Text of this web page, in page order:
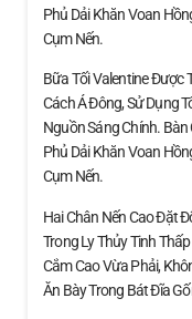
Phủ Dải Khăn Voan
Cụm Nến.
Bữa Tối Valentine Được
Cách Á Đông, Sử Dụng
Nguồn Sáng Chính.
Phủ Dải Khăn Voan
Cụm Nến.
Hai Chân Nến Cao Đặt
Trong Ly Thủy Tinh
Cắm Cao Vừa Phải,
Ăn Bày Trong Bát Đĩa